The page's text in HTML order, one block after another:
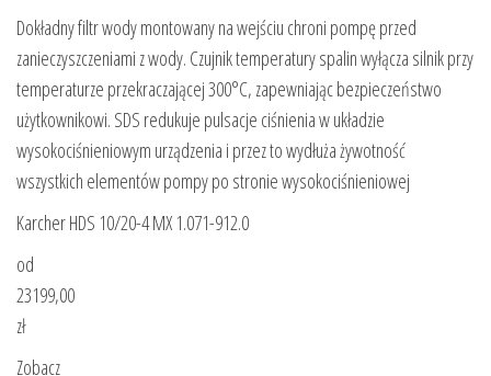
Dokładny filtr wody montowany na wejściu chroni pompę przed
zanieczyszczeniami z wody. Czujnik temperatury spalin wyłącza silnik przy
temperaturze przekraczającej 300°C, zapewniając bezpieczeństwo
użytkownikowi. SDS redukuje pulsacje ciśnienia w układzie
wysokociśnieniowym urządzenia i przez to wydłuża żywotność
wszystkich elementów pompy po stronie wysokociśnieniowej
Karcher HDS 10/20-4 MX 1.071-912.0
od
23199,00
zł
Zobacz